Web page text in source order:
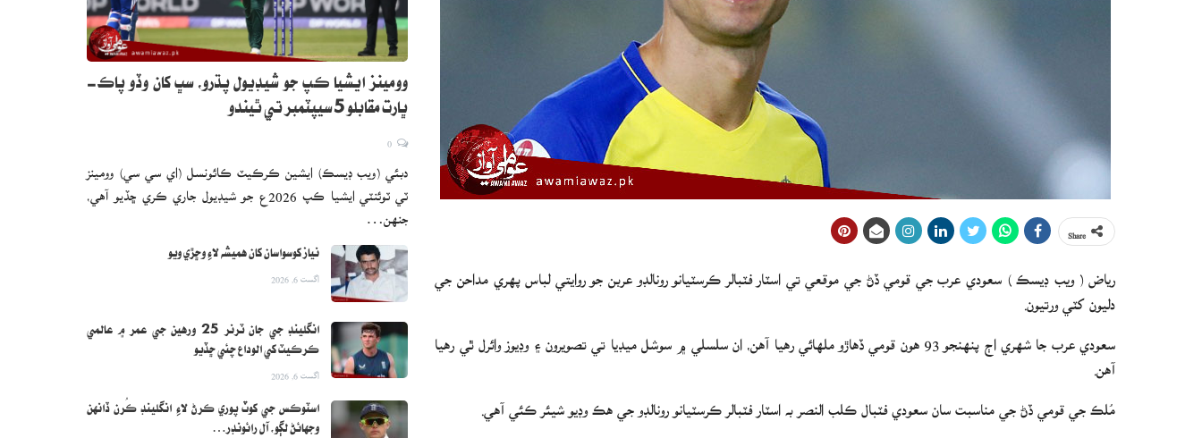
رياض ( ويب ڊيسڪ ) سعودي عرب جي قومي ڏڻ جي موقعي تي اسٽار فٽبالر ڪرسٽيانو رونالڊو عربن جو روايتي لباس پهري مداحن جي
دليون کٽي ورتيون.
سعودي عرب جا شهري اڄ پنهنجو 93 هون قومي ڏهاڙو ملهائي رهيا آهن، ان سلسلي ۾ سوشل ميڊيا تي تصويرون ۽ وڊيوز وائرل ٿي رهيا
آهن.
مُلڪ جي قومي ڏڻ جي مناسبت سان سعودي فٽبال ڪلب النصر به اسٽار فٽبالر ڪرسٽيانو رونالڊو جي هڪ وڊيو شيئر ڪئي آهي.
وومينز ايشيا ڪپ جو شيڊيول پڌرو، سڀ کان وڏو پاڪ-
ڀارت مقابلو 5 سيپٽمبر تي ٿيندو
دبئي (ويب ڊيسڪ) ايشين ڪرڪيٽ ڪائونسل (اي سي سي) وومينز
ٽي ٽوئنٽي ايشيا ڪپ 2026ع جو شيڊيول جاري ڪري ڇڏيو آهي،
نياز کوسواسان کان هميشه لاءِ وڇڙي ويو
اگست 6, 2026
انگلينڊ جي جان ٽرنر 25 ورهين جي عمر ۾ عالمي
ڪرڪيٽ کي الوداع چئي ڇڏيو
اگست 6, 2026
اسٽوڪس جي کوٽ پوري ڪرڻ لاءِ انگلينڊ ڪُرن ڏانهن
وجهائڻ لڳو، آل رائونڊر…